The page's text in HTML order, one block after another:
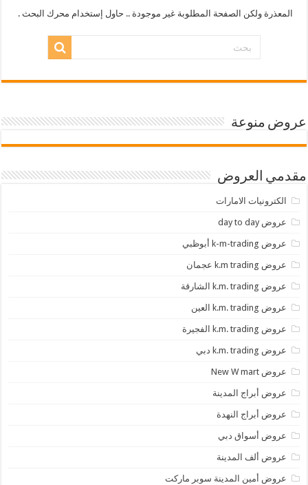
المعذرة ولكن الصفحة المطلوبة غير موجودة .. حاول إستخدام محرك البحث .
عروض منوعة
مقدمي العروض
الكترونيات الامارات
عروض day to day
عروض k-m-trading أبوظبي
عروض k.m trading عجمان
عروض k.m. trading الشارقة
عروض k.m. trading العين
عروض k.m. trading الفجيرة
عروض k.m. trading دبي
عروض New W mart
عروض أبراج المدينة
عروض أبراج النهدة
عروض أسواق دبي
عروض ألف المدينة
عروض أمين المدينة سوبر ماركت